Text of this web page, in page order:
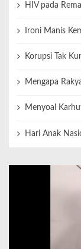
HIV pada
Ironi Manis
Korupsi Tak
Mengapa
Menyoal
Hari Anak